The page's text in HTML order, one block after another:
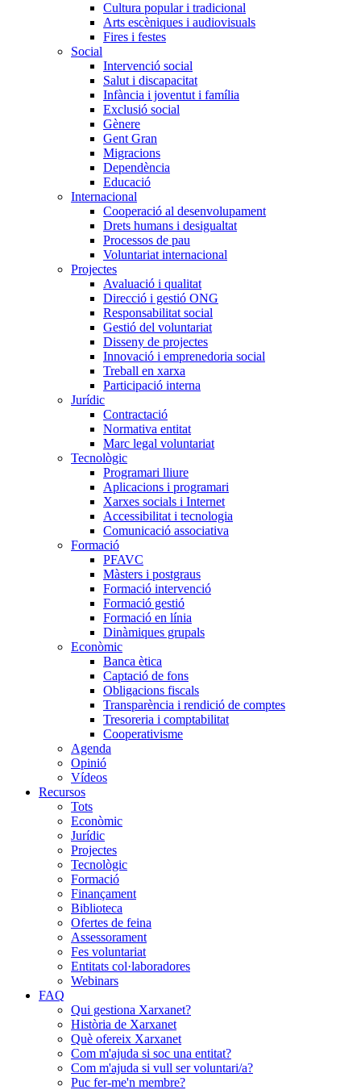
Cultura popular i tradicional
Arts escèniques i audiovisuals
Fires i festes
Social
Intervenció social
Salut i discapacitat
Infància i joventut i família
Exclusió social
Gènere
Gent Gran
Migracions
Dependència
Educació
Internacional
Cooperació al desenvolupament
Drets humans i desigualtat
Processos de pau
Voluntariat internacional
Projectes
Avaluació i qualitat
Direcció i gestió ONG
Responsabilitat social
Gestió del voluntariat
Disseny de projectes
Innovació i emprenedoria social
Treball en xarxa
Participació interna
Jurídic
Contractació
Normativa entitat
Marc legal voluntariat
Tecnològic
Programari lliure
Aplicacions i programari
Xarxes socials i Internet
Accessibilitat i tecnologia
Comunicació associativa
Formació
PFAVC
Màsters i postgraus
Formació intervenció
Formació gestió
Formació en línia
Dinàmiques grupals
Econòmic
Banca ètica
Captació de fons
Obligacions fiscals
Transparència i rendició de comptes
Tresoreria i comptabilitat
Cooperativisme
Agenda
Opinió
Vídeos
Recursos
Tots
Econòmic
Jurídic
Projectes
Tecnològic
Formació
Finançament
Biblioteca
Ofertes de feina
Assessorament
Fes voluntariat
Entitats col·laboradores
Webinars
FAQ
Qui gestiona Xarxanet?
Història de Xarxanet
Què ofereix Xarxanet
Com m'ajuda si soc una entitat?
Com m'ajuda si vull ser voluntari/a?
Puc fer-me'n membre?